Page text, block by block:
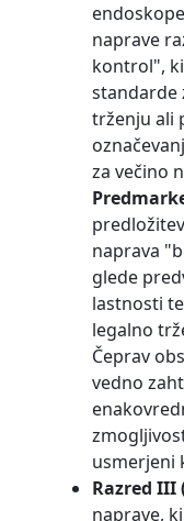
naprave
kontrol",
standarde
trženju ali
za večino
naprava
glede
lastnosti
legalno
Čeprav
vedno
usmerjeni
Razred III
naprave,